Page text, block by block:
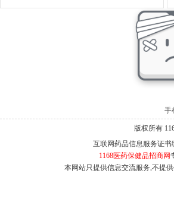
手
版权所有
互联网药品信息服务证书
1168医药保健品招商网
本网站只提供信息交流服务,不提